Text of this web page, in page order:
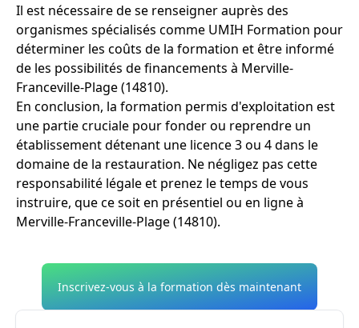
Il est nécessaire de se renseigner auprès des
organismes spécialisés comme UMIH Formation pour
déterminer les coûts de la formation et être informé
de les possibilités de financements à Merville-
Franceville-Plage (14810).
En conclusion, la formation permis d'exploitation est
une partie cruciale pour fonder ou reprendre un
établissement détenant une licence 3 ou 4 dans le
domaine de la restauration. Ne négligez pas cette
responsabilité légale et prenez le temps de vous
instruire, que ce soit en présentiel ou en ligne à
Merville-Franceville-Plage (14810).
Inscrivez-vous à la formation dès maintenant